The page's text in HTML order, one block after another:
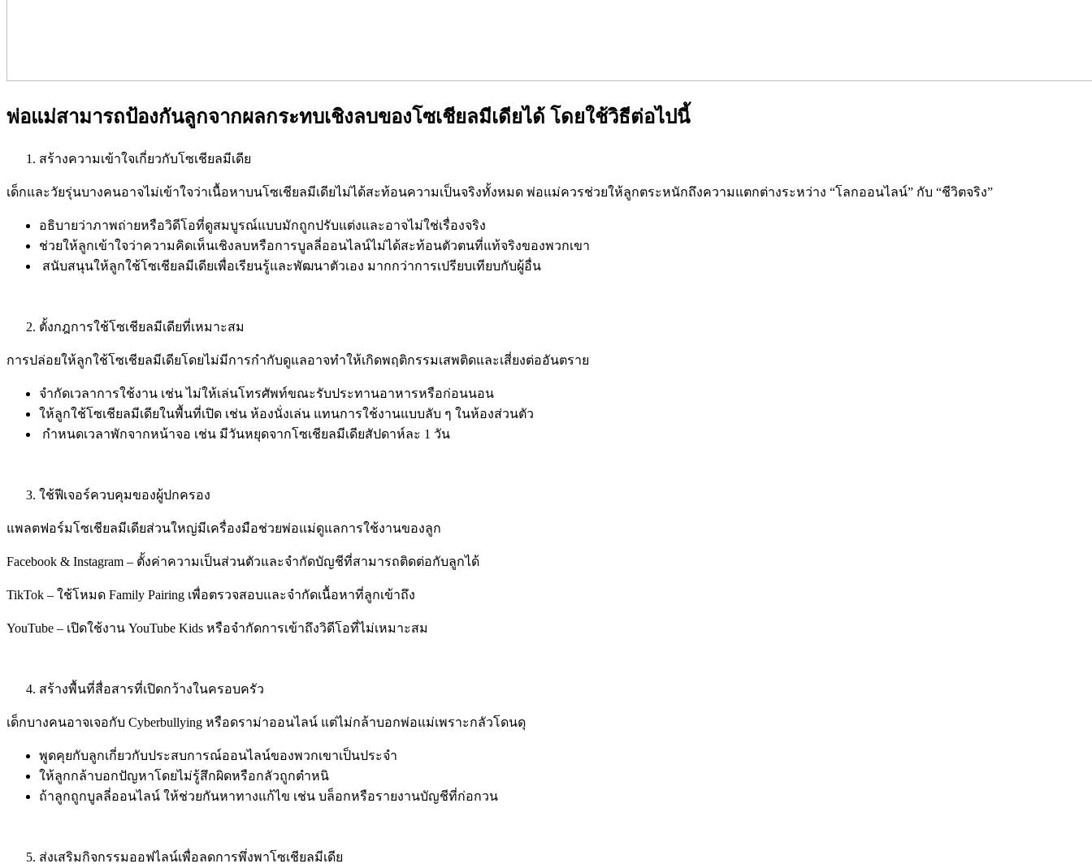
พ่อแม่สามารถป้องกันลูกจากผลกระทบเชิงลบของโซเชียลมีเดียได้ โดยใช้วิธีต่อไปนี้
สร้างความเข้าใจเกี่ยวกับโซเชียลมีเดีย
เด็กและวัยรุ่นบางคนอาจไม่เข้าใจว่าเนื้อหาบนโซเชียลมีเดียไม่ได้สะท้อนความเป็นจริงทั้งหมด พ่อแม่ควรช่วยให้ลูกตระหนักถึงความแตกต่างระหว่าง “โลกออนไลน์” กับ “ชีวิตจริง”
อธิบายว่าภาพถ่ายหรือวิดีโอที่ดูสมบูรณ์แบบมักถูกปรับแต่งและอาจไม่ใช่เรื่องจริง
ช่วยให้ลูกเข้าใจว่าความคิดเห็นเชิงลบหรือการบูลลี่ออนไลน์ไม่ได้สะท้อนตัวตนที่แท้จริงของพวกเขา
สนับสนุนให้ลูกใช้โซเชียลมีเดียเพื่อเรียนรู้และพัฒนาตัวเอง มากกว่าการเปรียบเทียบกับผู้อื่น
ตั้งกฎการใช้โซเชียลมีเดียที่เหมาะสม
การปล่อยให้ลูกใช้โซเชียลมีเดียโดยไม่มีการกำกับดูแลอาจทำให้เกิดพฤติกรรมเสพติดและเสี่ยงต่ออันตราย
จำกัดเวลาการใช้งาน เช่น ไม่ให้เล่นโทรศัพท์ขณะรับประทานอาหารหรือก่อนนอน
ให้ลูกใช้โซเชียลมีเดียในพื้นที่เปิด เช่น ห้องนั่งเล่น แทนการใช้งานแบบลับ ๆ ในห้องส่วนตัว
กำหนดเวลาพักจากหน้าจอ เช่น มีวันหยุดจากโซเชียลมีเดียสัปดาห์ละ 1 วัน
ใช้ฟีเจอร์ควบคุมของผู้ปกครอง
แพลตฟอร์มโซเชียลมีเดียส่วนใหญ่มีเครื่องมือช่วยพ่อแม่ดูแลการใช้งานของลูก
Facebook & Instagram – ตั้งค่าความเป็นส่วนตัวและจำกัดบัญชีที่สามารถติดต่อกับลูกได้
TikTok – ใช้โหมด Family Pairing เพื่อตรวจสอบและจำกัดเนื้อหาที่ลูกเข้าถึง
YouTube – เปิดใช้งาน YouTube Kids หรือจำกัดการเข้าถึงวิดีโอที่ไม่เหมาะสม
สร้างพื้นที่สื่อสารที่เปิดกว้างในครอบครัว
เด็กบางคนอาจเจอกับ Cyberbullying หรือดราม่าออนไลน์ แต่ไม่กล้าบอกพ่อแม่เพราะกลัวโดนดุ
พูดคุยกับลูกเกี่ยวกับประสบการณ์ออนไลน์ของพวกเขาเป็นประจำ
ให้ลูกกล้าบอกปัญหาโดยไม่รู้สึกผิดหรือกลัวถูกตำหนิ
ถ้าลูกถูกบูลลี่ออนไลน์ ให้ช่วยกันหาทางแก้ไข เช่น บล็อกหรือรายงานบัญชีที่ก่อกวน
ส่งเสริมกิจกรรมออฟไลน์เพื่อลดการพึ่งพาโซเชียลมีเดีย